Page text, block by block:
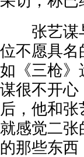
张艺谋与
位不愿具名
如《三枪
谋很不开心
后，他和
就感觉二张
的那些东西